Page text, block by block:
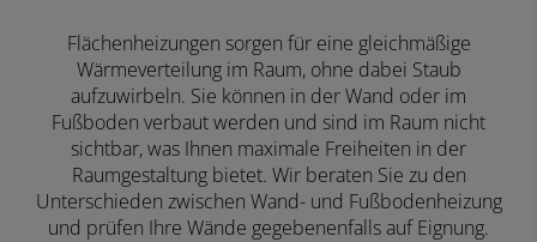
Flächenheizungen sorgen für eine gleichmäßige
Wärmeverteilung im Raum, ohne dabei Staub
aufzuwirbeln. Sie können in der Wand oder im
Fußboden verbaut werden und sind im Raum nicht
sichtbar, was Ihnen maximale Freiheiten in der
Raumgestaltung bietet. Wir beraten Sie zu den
Unterschieden zwischen Wand- und Fußbodenheizung
und prüfen Ihre Wände gegebenenfalls auf Eignung.